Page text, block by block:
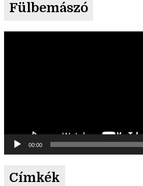
Fülbemászó
00:00
Címkék